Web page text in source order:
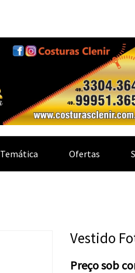
Temática Ofertas
Vestido
Preço sob